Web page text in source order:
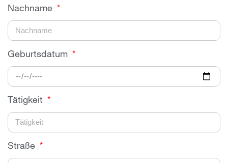
Nachname
Geburtsdatum
Tätigkeit
Straße